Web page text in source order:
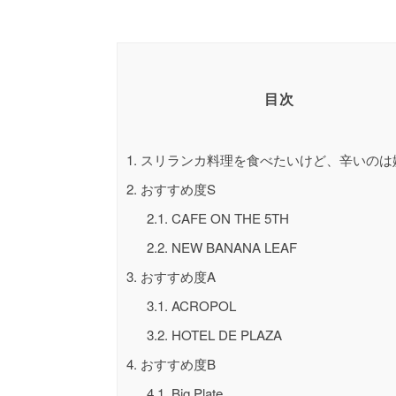
目次
1. スリランカ料理を食べたいけど、辛いの
2. おすすめ度S
2.1. CAFE ON THE 5TH
2.2. NEW BANANA LEAF
3. おすすめ度A
3.1. ACROPOL
3.2. HOTEL DE PLAZA
4. おすすめ度B